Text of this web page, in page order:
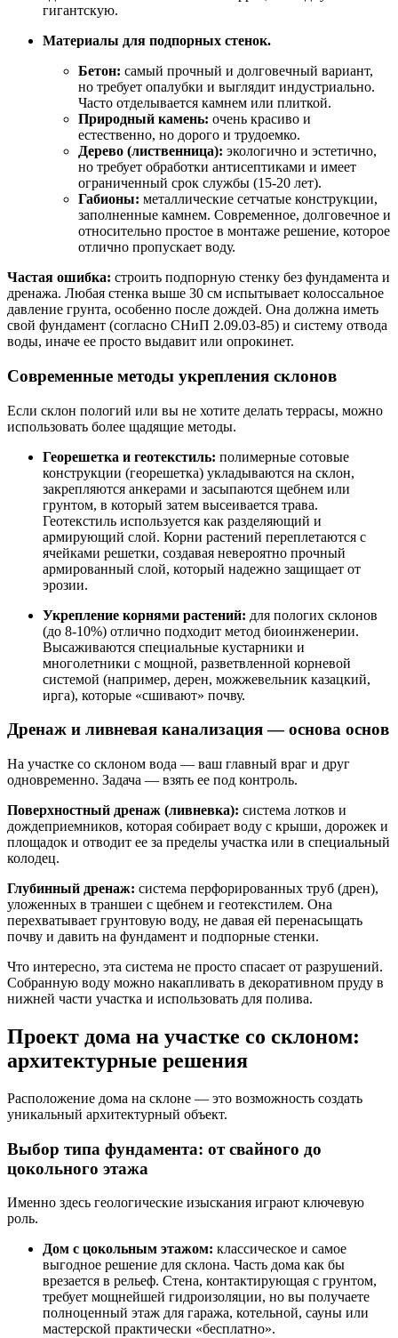
гигантскую.
Материалы для подпорных стенок.
Бетон: самый прочный и долговечный вариант,
но требует опалубки и выглядит индустриально.
Часто отделывается камнем или плиткой.
Природный камень: очень красиво и
естественно, но дорого и трудоемко.
Дерево (лиственница): экологично и эстетично,
но требует обработки антисептиками и имеет
ограниченный срок службы (15-20 лет).
Габионы: металлические сетчатые конструкции,
заполненные камнем. Современное, долговечное и
относительно простое в монтаже решение, которое
отлично пропускает воду.
Частая ошибка: строить подпорную стенку без фундамента и
дренажа. Любая стенка выше 30 см испытывает колоссальное
давление грунта, особенно после дождей. Она должна иметь
свой фундамент (согласно СНиП 2.09.03-85) и систему отвода
воды, иначе ее просто выдавит или опрокинет.
Современные методы укрепления склонов
Если склон пологий или вы не хотите делать террасы, можно
использовать более щадящие методы.
Георешетка и геотекстиль: полимерные сотовые
конструкции (георешетка) укладываются на склон,
закрепляются анкерами и засыпаются щебнем или
грунтом, в который затем высеивается трава.
Геотекстиль используется как разделяющий и
армирующий слой. Корни растений переплетаются с
ячейками решетки, создавая невероятно прочный
армированный слой, который надежно защищает от
эрозии.
Укрепление корнями растений: для пологих склонов
(до 8-10%) отлично подходит метод биоинженерии.
Высаживаются специальные кустарники и
многолетники с мощной, разветвленной корневой
системой (например, дерен, можжевельник казацкий,
ирга), которые «сшивают» почву.
Дренаж и ливневая канализация — основа основ
На участке со склоном вода — ваш главный враг и друг
одновременно. Задача — взять ее под контроль.
Поверхностный дренаж (ливневка): система лотков и
дождеприемников, которая собирает воду с крыши, дорожек и
площадок и отводит ее за пределы участка или в специальный
колодец.
Глубинный дренаж: система перфорированных труб (дрен),
уложенных в траншеи с щебнем и геотекстилем. Она
перехватывает грунтовую воду, не давая ей перенасыщать
почву и давить на фундамент и подпорные стенки.
Что интересно, эта система не просто спасает от разрушений.
Собранную воду можно накапливать в декоративном пруду в
нижней части участка и использовать для полива.
Проект дома на участке со склоном:
архитектурные решения
Расположение дома на склоне — это возможность создать
уникальный архитектурный объект.
Выбор типа фундамента: от свайного до
цокольного этажа
Именно здесь геологические изыскания играют ключевую
роль.
Дом с цокольным этажом: классическое и самое
выгодное решение для склона. Часть дома как бы
врезается в рельеф. Стена, контактирующая с грунтом,
требует мощнейшей гидроизоляции, но вы получаете
полноценный этаж для гаража, котельной, сауны или
мастерской практически «бесплатно».